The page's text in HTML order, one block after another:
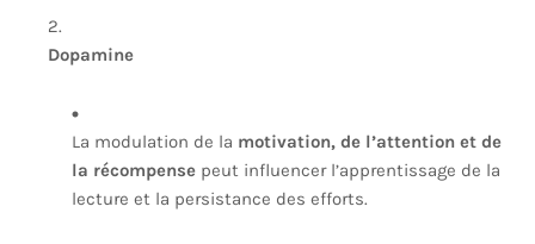
Dopamine
La modulation de la motivation, de l’attention et de
la récompense peut influencer l’apprentissage de la
lecture et la persistance des efforts.